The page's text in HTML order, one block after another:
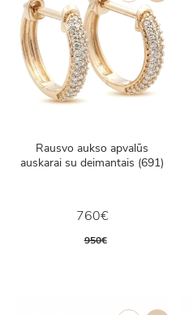
Rausvo aukso apvalūs
auskarai su deimantais (691)
760€
950€